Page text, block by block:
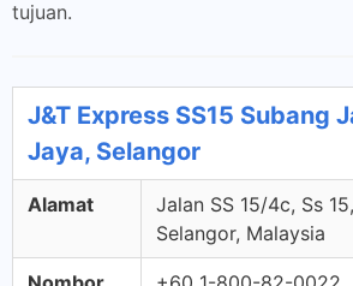
tujuan.
J&T Express SS15 Subang
Jaya, Selangor
Alamat
Jalan SS 15/4c, Ss
Selangor, Malaysia